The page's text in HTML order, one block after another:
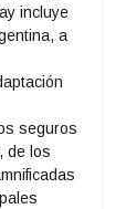
incluye
a
seguros
de los